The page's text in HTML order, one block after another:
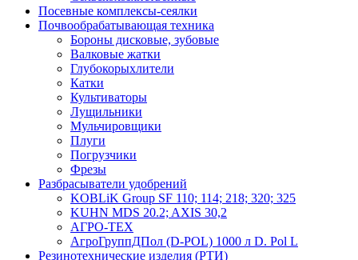
Посевные комплексы-сеялки
Почвообрабатывающая техника
Бороны дисковые, зубовые
Валковые жатки
Глубокорыхлители
Катки
Культиваторы
Лущильники
Мульчировщики
Плуги
Погрузчики
Фрезы
Разбрасыватели удобрений
KOBLiK Group SF 110; 114; 218; 320; 325
KUHN MDS 20.2; AXIS 30,2
АГРО-ТЕХ
АгроГруппДПол (D-POL) 1000 л D. Pol L
Резинотехнические изделия (РТИ)